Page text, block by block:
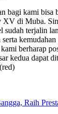
bagi kami bisa
XV di Muba.
sudah terjalin
berharap
kedua dapat
Raih